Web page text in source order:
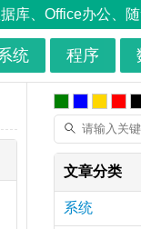
库、Office办公、随
统 程序
文章分类
系统